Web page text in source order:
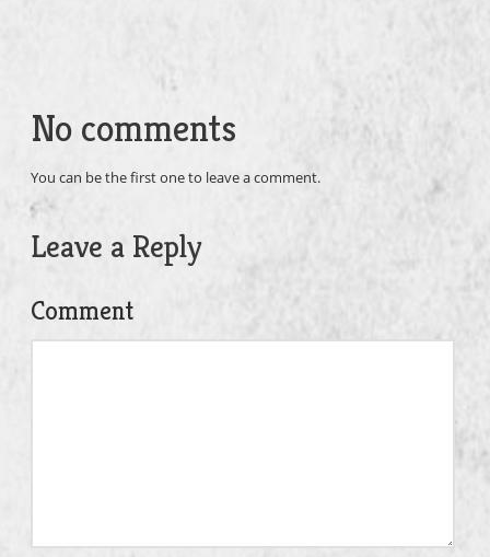
No comments
You can be the first one to leave a comment.
Leave a Reply
Comment